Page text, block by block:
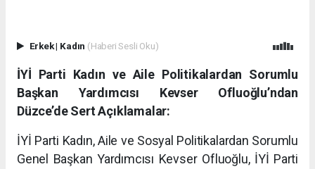
Erkek| Kadın (Haberi Sesli Oku)
İYİ Parti Kadın ve Aile Politikalardan Sorumlu
Başkan Yardımcısı Kevser Ofluoğlu’ndan
Düzce’de Sert Açıklamalar:
İYİ Parti Kadın, Aile ve Sosyal Politikalardan Sorumlu
Genel Başkan Yardımcısı Kevser Ofluoğlu, İYİ Parti